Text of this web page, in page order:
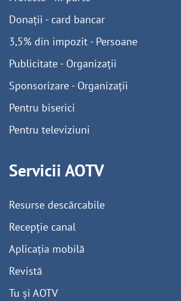
Donații - card bancar
3,5% din impozit - Persoane
Publicitate - Organizații
Sponsorizare - Organizații
Pentru biserici
Pentru televiziuni
Servicii AOTV
Resurse descărcabile
Recepție canal
Aplicația mobilă
Revistă
Tu și AOTV